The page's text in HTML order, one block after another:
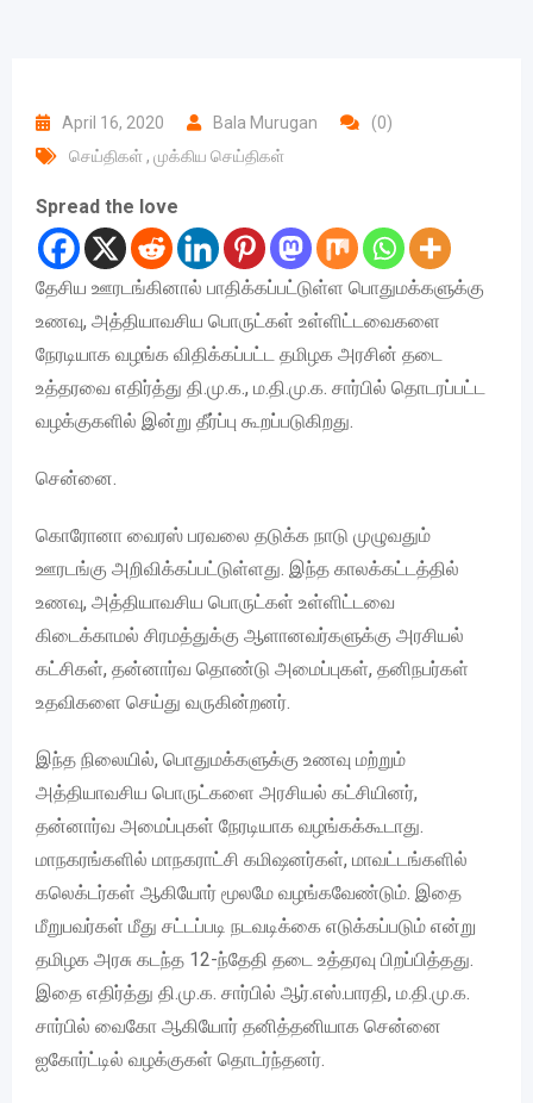
April 16, 2020 Bala Murugan
(0)
செய்திகள் , முக்கிய செய்திகள்
Spread the love
தேசிய ஊரடங்கினால் பாதிக்கப்பட்டுள்ள பொதுமக்களுக்கு
உணவு, அத்தியாவசிய பொருட்கள் உள்ளிட்டவைகளை
நேரடியாக வழங்க விதிக்கப்பட்ட தமிழக அரசின் தடை
உத்தரவை எதிர்த்து தி.மு.க., ம.தி.மு.க. சார்பில் தொடரப்பட்ட
வழக்குகளில் இன்று தீர்ப்பு கூறப்படுகிறது.
சென்னை.
கொரோனா வைரஸ் பரவலை தடுக்க நாடு முழுவதும்
ஊரடங்கு அறிவிக்கப்பட்டுள்ளது. இந்த காலக்கட்டத்தில்
உணவு, அத்தியாவசிய பொருட்கள் உள்ளிட்டவை
கிடைக்காமல் சிரமத்துக்கு ஆளானவர்களுக்கு அரசியல்
கட்சிகள், தன்னார்வ தொண்டு அமைப்புகள், தனிநபர்கள்
உதவிகளை செய்து வருகின்றனர்.
இந்த நிலையில், பொதுமக்களுக்கு உணவு மற்றும்
அத்தியாவசிய பொருட்களை அரசியல் கட்சியினர்,
தன்னார்வ அமைப்புகள் நேரடியாக வழங்கக்கூடாது.
மாநகரங்களில் மாநகராட்சி கமிஷனர்கள், மாவட்டங்களில்
கலெக்டர்கள் ஆகியோர் மூலமே வழங்கவேண்டும். இதை
மீறுபவர்கள் மீது சட்டப்படி நடவடிக்கை எடுக்கப்படும் என்று
தமிழக அரசு கடந்த 12-ந்தேதி தடை உத்தரவு பிறப்பித்தது.
இதை எதிர்த்து தி.மு.க. சார்பில் ஆர்.எஸ்.பாரதி, ம.தி.மு.க.
சார்பில் வைகோ ஆகியோர் தனித்தனியாக சென்னை
ஐகோர்ட்டில் வழக்குகள் தொடர்ந்தனர்.